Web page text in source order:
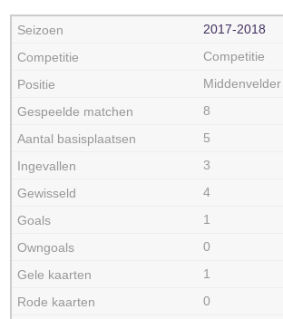
2017‑2018
Competitie
Middenvelder
8
5
3
4
1
0
1
0